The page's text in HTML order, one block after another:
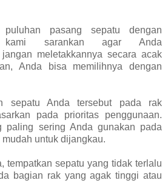
pasang sepatu dengan
kami sarankan agar Anda
jangan meletakkannya secara acak
Anda bisa memilihnya dengan
sepatu Anda tersebut pada rak
pada prioritas penggunaan.
paling sering Anda gunakan pada
untuk dijangkau.
tempatkan sepatu yang tidak terlalu
bagian rak yang agak tinggi atau